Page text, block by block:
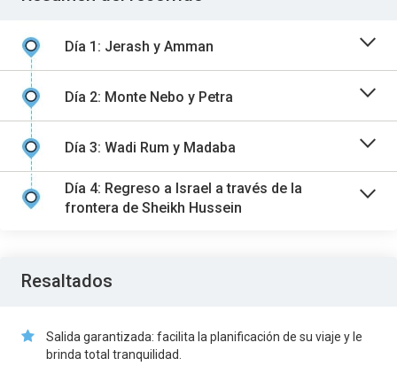
Día 1: Jerash y Amman
Día 2: Monte Nebo y Petra
Día 3: Wadi Rum y Madaba
Día 4: Regreso a Israel a través de la
frontera de Sheikh Hussein
Resaltados
Salida garantizada: facilita la planificación de su viaje y le
brinda total tranquilidad.